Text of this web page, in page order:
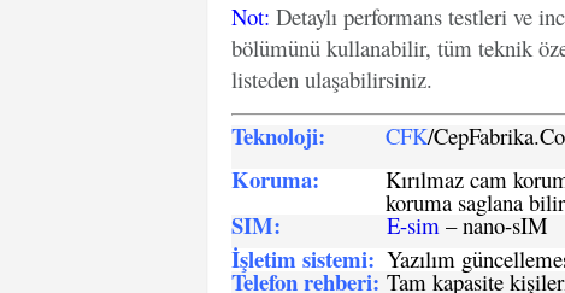
Not: Detaylı performans testleri ve
bölümünü kullanabilir, tüm teknik
listeden ulaşabilirsiniz.
Teknoloji: CFK/
Koruma: Kırılmaz cam
koruma saglana
SIM: E-sim – nano-sIM
İşletim sistemi: Yazılım
Telefon rehberi: Tam kapasite